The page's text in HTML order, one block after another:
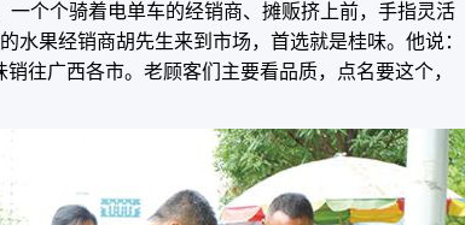
一个个骑着电单车的经销商、摊贩挤上前，手指灵活
水果经销商胡先生来到市场，首选就是桂味。他说：
往广西各市。老顾客们主要看品质，点名要这个，